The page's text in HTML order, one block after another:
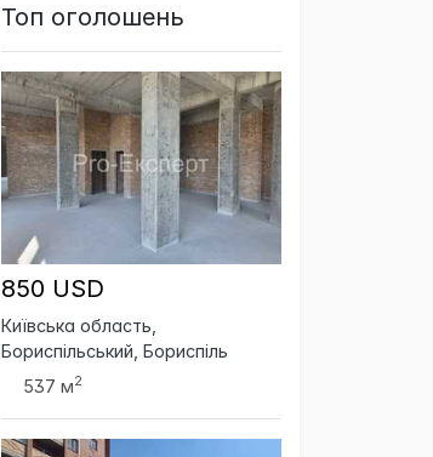
Топ оголошень
850 USD
Київська область,
Бориспільський, Бориспіль
537 м2